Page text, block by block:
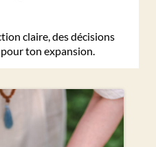
claire, des décisions
ton expansion.